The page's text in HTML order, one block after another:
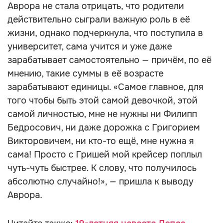
Аврора не стала отрицать, что родители
действительно сыграли важную роль в её
жизни, однако подчеркнула, что поступила в
университет, сама учится и уже даже
зарабатывает самостоятельно — причём, по её
мнению, такие суммы в её возрасте
зарабатывают единицы. «Самое главное, для
того чтобы быть этой самой девочкой, этой
самой личностью, мне не нужны ни Филипп
Бедросович, ни даже дорожка с Григорием
Викторовичем, ни кто-то ещё, мне нужна я
сама! Просто с Гришей мой крейсер поплыл
чуть-чуть быстрее. К слову, что получилось
абсолютно случайно!», — пришла к выводу
Аврора.